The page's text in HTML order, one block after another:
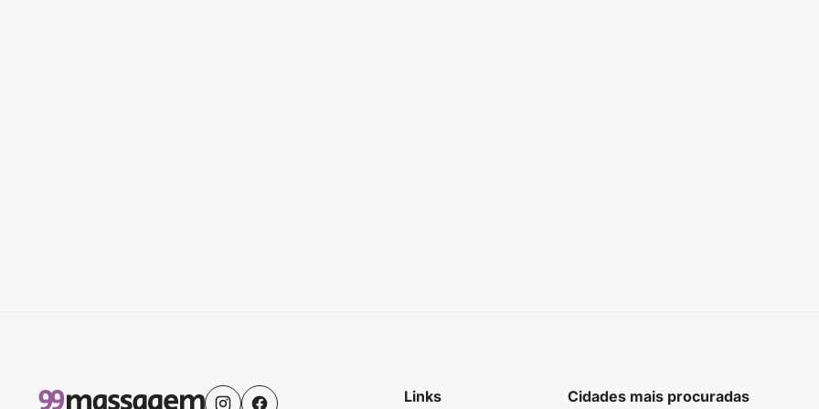
Links Cidades mais procuradas